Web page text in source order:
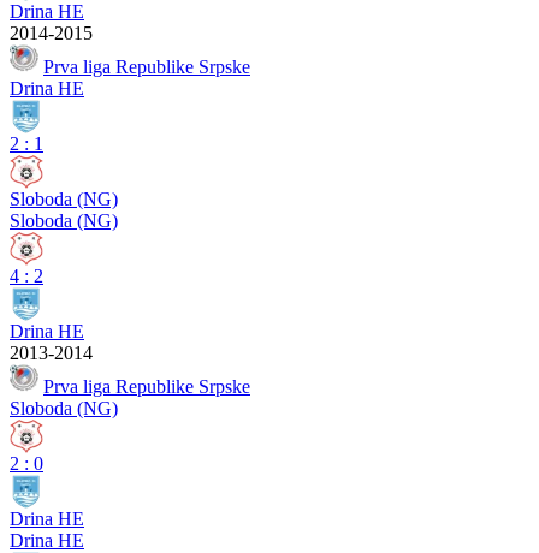
Drina HE
2014-2015
Prva liga Republike Srpske
Drina HE
2 : 1
Sloboda (NG)
Sloboda (NG)
4 : 2
Drina HE
2013-2014
Prva liga Republike Srpske
Sloboda (NG)
2 : 0
Drina HE
Drina HE